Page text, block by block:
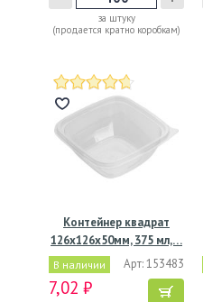
за штуку
(продается кратно коробкам)
Контейнер квадрат
126х126х50мм, 375 мл,…
В наличии Арт: 153483
7,02 ₽